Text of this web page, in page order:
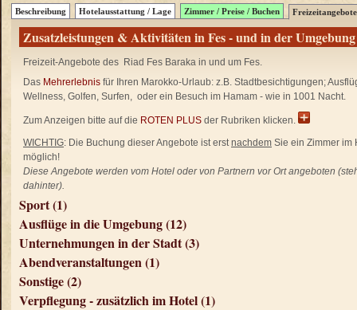
Beschreibung Hotelausstattung / Lage Zimmer / Preise / Buchen Freizeitangebote
Zusatzleistungen & Aktivitäten in Fes - und in der Umgebung
Freizeit-Angebote des Riad Fes Baraka in und um Fes.
Das Mehrerlebnis für Ihren Marokko-Urlaub: z.B. Stadtbesichtigungen;
Wellness, Golfen, Surfen, oder ein Besuch im Hamam - wie in 1001 Nacht.
Zum Anzeigen bitte auf die ROTEN PLUS der Rubriken klicken.
WICHTIG: Die Buchung dieser Angebote ist erstnachdem Sie ein Zimmer im
möglich!
Diese Angebote werden vom Hotel oder von Partnern vor Ort angeboten
dahinter).
Sport (1)
Ausflüge in die Umgebung (12)
Unternehmungen in der Stadt (3)
Abendveranstaltungen (1)
Sonstige (2)
Verpflegung - zusätzlich im Hotel (1)